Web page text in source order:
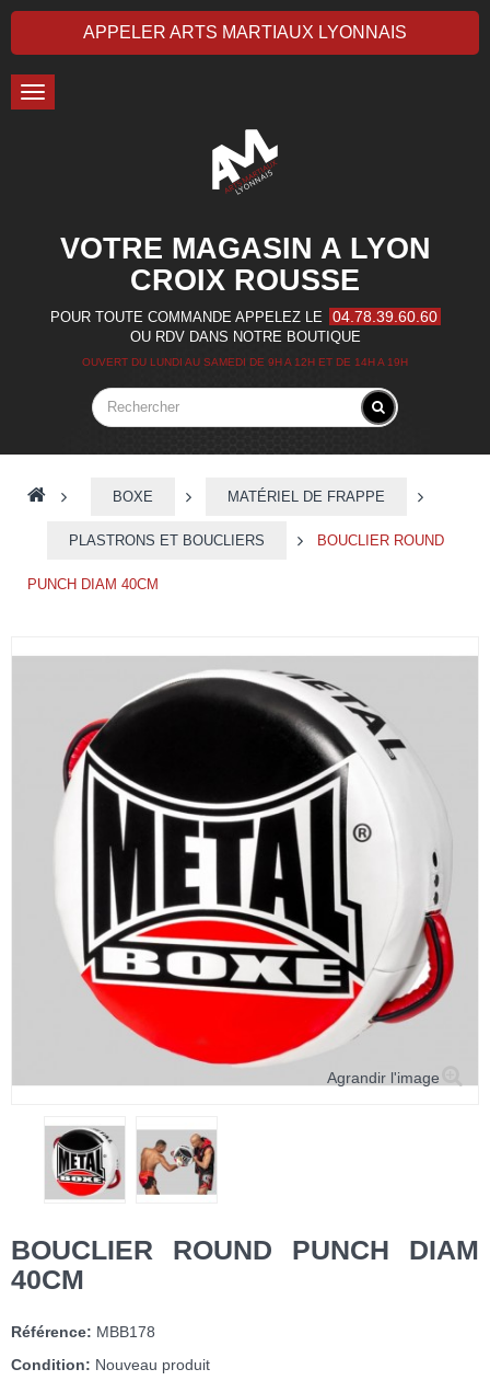
APPELER ARTS MARTIAUX LYONNAIS
Toggle
navigation
VOTRE MAGASIN A LYON
CROIX ROUSSE
POUR TOUTE COMMANDE APPELEZ LE 04.78.39.60.60
OU RDV DANS NOTRE BOUTIQUE
OUVERT DU LUNDI AU SAMEDI DE 9H A 12H ET DE 14H A 19H
> BOXE > MATÉRIEL DE FRAPPE
PLASTRONS ET BOUCLIERS > BOUCLIER ROUND
PUNCH DIAM 40CM
Agrandir l'image
BOUCLIER ROUND PUNCH DIAM
40CM
Référence: MBB178
Condition: Nouveau produit